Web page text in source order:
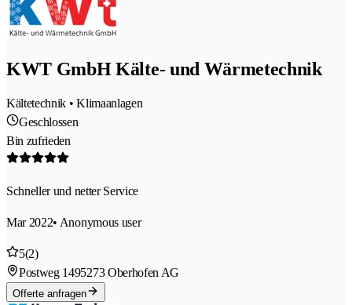
KWT GmbH Kälte- und Wärmetechnik
Kältetechnik • Klimaanlagen
Geschlossen
Bin zufrieden
Schneller und netter Service
Mar 2022• Anonymous user
5(2)
Postweg 1495273 Oberhofen AG
Offerte anfragen